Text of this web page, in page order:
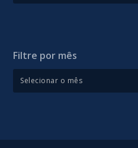
Filtre por mês